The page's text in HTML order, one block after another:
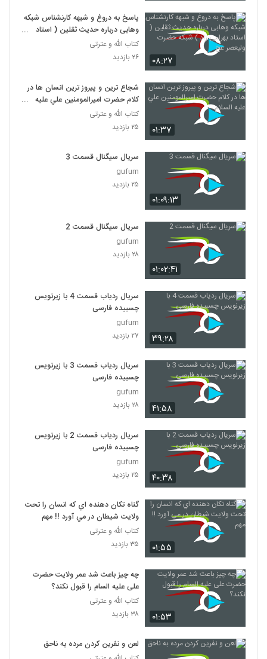
۰۸:۲۷
پاسخ به دروغ و شبهه کارنشناس شبکه
وهابی درباره حدیث ثقلین ( استاد
بهرامی زاد ) شبکه حضرت ولیعصر عج
کتاب الله و عترتی
۲۶ بازدید
۰۱:۳۷
شجاع ترين و پيروز ترين انسان ها در
کلام حضرت اميرالمومنين علي عليه
السلام
کتاب الله و عترتی
۲۵ بازدید
۰۱:۰۹:۱۳
سریال سیگنال قسمت 3
gufum
۲۵ بازدید
۰۱:۰۲:۴۱
سریال سیگنال قسمت 2
gufum
۲۸ بازدید
۳۹:۲۸
سریال ردیاب قسمت 4 با زیرنویس
چسبیده فارسی
gufum
۲۷ بازدید
۴۱:۵۸
سریال ردیاب قسمت 3 با زیرنویس
چسبیده فارسی
gufum
۲۸ بازدید
۴۰:۳۸
سریال ردیاب قسمت 2 با زیرنویس
چسبیده فارسی
gufum
۲۵ بازدید
۰۱:۵۵
گناه تکان دهنده اي که انسان را تحت
ولايت شيطان در مي آورد !! مهم
کتاب الله و عترتی
۳۵ بازدید
۰۱:۵۳
چه چیز باعث شد عمر ولایت حضرت
علی علیه السام را قبول نکند؟
کتاب الله و عترتی
۳۸ بازدید
لعن و نفرين کردن مرده به ناحق